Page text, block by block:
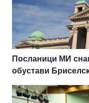
Посланици МИ
обустави